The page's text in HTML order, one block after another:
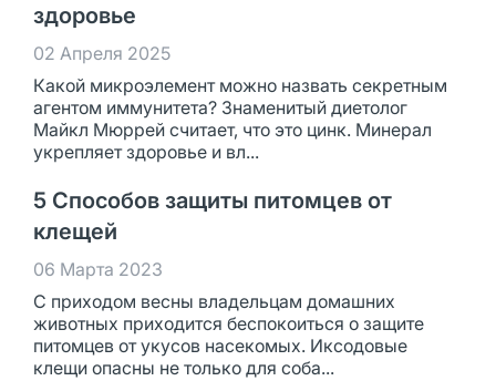
здоровье
02 Апреля 2025
Какой микроэлемент можно назвать секретным
агентом иммунитета? Знаменитый диетолог
Майкл Мюррей считает, что это цинк. Минерал
укрепляет здоровье и вл...
5 Способов защиты питомцев от
клещей
06 Марта 2023
С приходом весны владельцам домашних
животных приходится беспокоиться о защите
питомцев от укусов насекомых. Иксодовые
клещи опасны не только для соба...